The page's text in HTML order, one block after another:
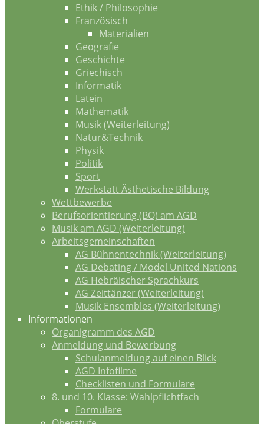
Ethik / Philosophie
Französisch
Materialien
Geografie
Geschichte
Griechisch
Informatik
Latein
Mathematik
Musik (Weiterleitung)
Natur&Technik
Physik
Politik
Sport
Werkstatt Ästhetische Bildung
Wettbewerbe
Berufsorientierung (BO) am AGD
Musik am AGD (Weiterleitung)
Arbeitsgemeinschaften
AG Bühnentechnik (Weiterleitung)
AG Debating / Model United Nations
AG Hebräischer Sprachkurs
AG Zeittänzer (Weiterleitung)
Musik Ensembles (Weiterleitung)
Informationen
Organigramm des AGD
Anmeldung und Bewerbung
Schulanmeldung auf einen Blick
AGD Infofilme
Checklisten und Formulare
8. und 10. Klasse: Wahlpflichtfach
Formulare